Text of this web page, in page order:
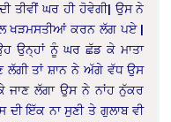
ਤੀਵੀਂ ਘਰ ਹੀ ਹੋਵੇਗੀ| ਉਸ ਨੇ
ਖੜਮਸਤੀਆਂ ਕਰਨ ਲੱਗ ਪਏ |
ਉਨ੍ਹਾਂ ਨੂੰ ਘਰ ਛੱਡ ਕੇ ਮਾਤਾ
ਤਾਂ ਸ਼ਾਨ ਨੇ ਅੱਗੇ ਵੱਧ ਉਸ
ਲੱਗਾ ਉਸ ਨੇ ਨਾਂਹ ਨੁੱਕਰ
ਇੱਕ ਨਾ ਸੁਣੀ ਤੇ ਗੁਲਾਬ ਵੀ